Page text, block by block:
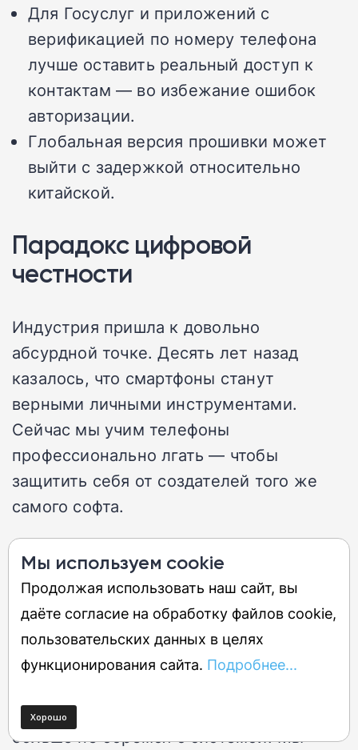
Для Госуслуг и приложений с
верификацией по номеру телефона
лучше оставить реальный доступ к
контактам — во избежание ошибок
авторизации.
Глобальная версия прошивки может
выйти с задержкой относительно
китайской.
Парадокс цифровой
честности
Индустрия пришла к довольно
абсурдной точке. Десять лет назад
казалось, что смартфоны станут
верными личными инструментами.
Сейчас мы учим телефоны
профессионально лгать — чтобы
защитить себя от создателей того же
самого софта.
То, что Honor реализовал виртуальные
разрешения, доказывает: концепция
прозрачной цифровой жизни давно дала
трещину. IT-корпорации выстроили
экосистемы на сборе данных, и
создать вокруг себя слой иллюзий. Мы
больше не боремся с системой. Мы
Мы используем cookie
Продолжая использовать наш сайт, вы
даёте согласие на обработку файлов cookie,
пользовательских данных в целях
функционирования сайта. Подробнее...